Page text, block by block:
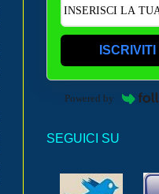
ISCRIVITI
Powered by
SEGUICI SU